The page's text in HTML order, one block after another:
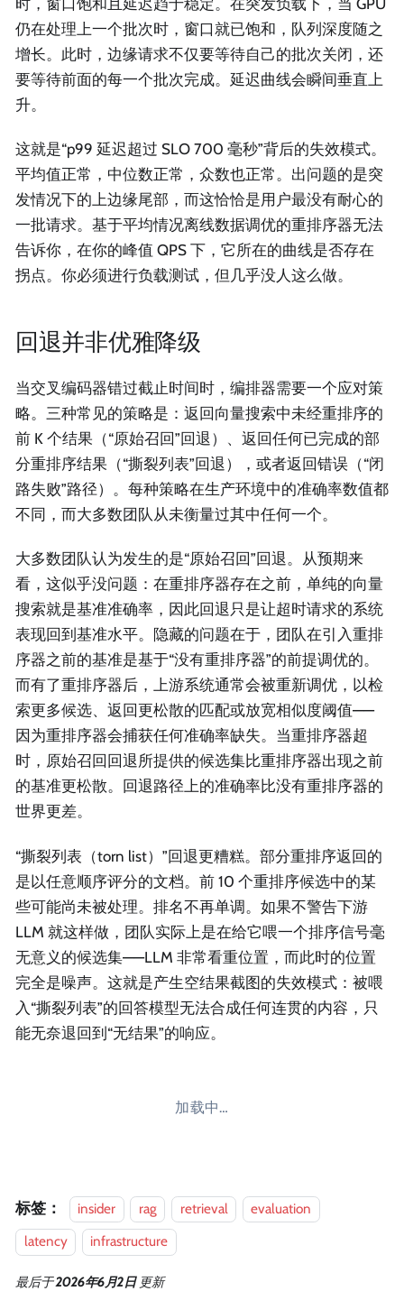
时，窗口饱和且延迟趋于稳定。在突发负载下，当 GPU
仍在处理上一个批次时，窗口就已饱和，队列深度随之
增长。此时，边缘请求不仅要等待自己的批次关闭，还
要等待前面的每一个批次完成。延迟曲线会瞬间垂直上
升。
这就是“p99 延迟超过 SLO 700 毫秒”背后的失效模式。
平均值正常，中位数正常，众数也正常。出问题的是突
发情况下的上边缘尾部，而这恰恰是用户最没有耐心的
一批请求。基于平均情况离线数据调优的重排序器无法
告诉你，在你的峰值 QPS 下，它所在的曲线是否存在
拐点。你必须进行负载测试，但几乎没人这么做。
回退并非优雅降级
当交叉编码器错过截止时间时，编排器需要一个应对策
略。三种常见的策略是：返回向量搜索中未经重排序的
前 K 个结果（“原始召回”回退）、返回任何已完成的部
分重排序结果（“撕裂列表”回退），或者返回错误（“闭
路失败”路径）。每种策略在生产环境中的准确率数值都
不同，而大多数团队从未衡量过其中任何一个。
大多数团队认为发生的是“原始召回”回退。从预期来
看，这似乎没问题：在重排序器存在之前，单纯的向量
搜索就是基准准确率，因此回退只是让超时请求的系统
表现回到基准水平。隐藏的问题在于，团队在引入重排
序器之前的基准是基于“没有重排序器”的前提调优的。
而有了重排序器后，上游系统通常会被重新调优，以检
索更多候选、返回更松散的匹配或放宽相似度阈值——
因为重排序器会捕获任何准确率缺失。当重排序器超
时，原始召回回退所提供的候选集比重排序器出现之前
的基准更松散。回退路径上的准确率比没有重排序器的
世界更差。
“撕裂列表（torn list）”回退更糟糕。部分重排序返回的
是以任意顺序评分的文档。前 10 个重排序候选中的某
些可能尚未被处理。排名不再单调。如果不警告下游
LLM 就这样做，团队实际上是在给它喂一个排序信号毫
无意义的候选集——LLM 非常看重位置，而此时的位置
完全是噪声。这就是产生空结果截图的失效模式：被喂
入“撕裂列表”的回答模型无法合成任何连贯的内容，只
能无奈退回到“无结果”的响应。
加载中…
标签： insider rag retrieval
evaluation
latency
infrastructure
最后于2026年6月2日 更新